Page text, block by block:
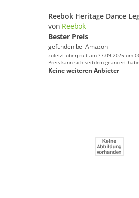
von Reebok
Bester Preis
gefunden bei Amazon
zuletzt überprüft am 27.09.2025 um
Preis kann sich seitdem geändert
Keine weiteren Anbieter